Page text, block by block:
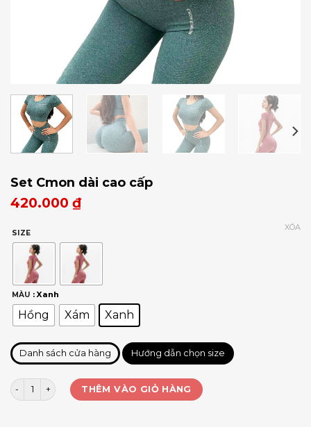
Set Cmon dài cao cấp
420.000 ₫
SIZE
MÀU : Xanh
Hồng Xám Xanh
XÓA
Danh sách cửa hàng Hướng dẫn chọn size
Set Cmon dài cao cấp số lượng
THÊM VÀO GIỎ HÀNG